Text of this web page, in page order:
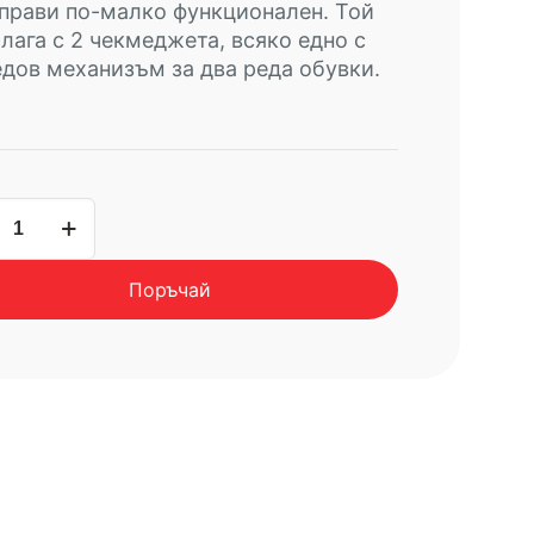
по-малко функционален. Той
с 2 чекмеджета, всяко едно с
механизъм за два реда обувки.
Поръчай